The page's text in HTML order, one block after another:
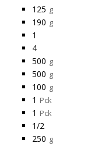
125 g
190 g
1
4
500 g
500 g
100 g
1 Pck
1 Pck
1/2
250 g